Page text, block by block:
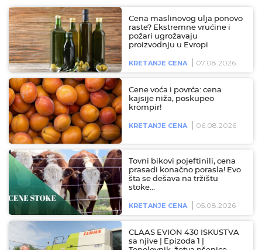
Cena maslinovog ulja ponovo
raste? Ekstremne vrućine i
požari ugrožavaju
proizvodnju u Evropi
KRETANJE CENA 07.08.2026
Cene voća i povrća: cena
kajsije niža, poskupeo
krompir!
KRETANJE CENA 06.08.2026
Tovni bikovi pojeftinili, cena
prasadi konačno porasla! Evo
šta se dešava na tržištu
stoke…
KRETANJE CENA 05.08.2026
CLAAS EVION 430 ISKUSTVA
sa njive | Epizoda 1 |